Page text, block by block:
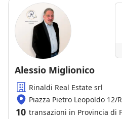
Alessio Miglionico
Rinaldi Real Estate srl
Piazza Pietro Leopoldo 12/
10 transazioni in Provincia di